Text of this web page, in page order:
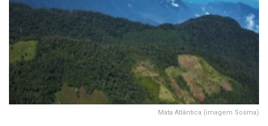
Mata Atlântica (imagem Sosma)